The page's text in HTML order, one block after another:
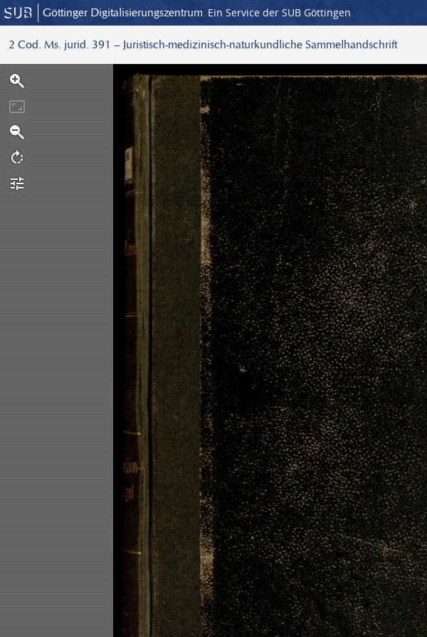
Göttinger Digitalisierungszentrum Ein Service der SUB Göttingen
2 Cod. Ms. jurid. 391 – Juristisch-medizinisch-naturkundliche Sammelhandschrift